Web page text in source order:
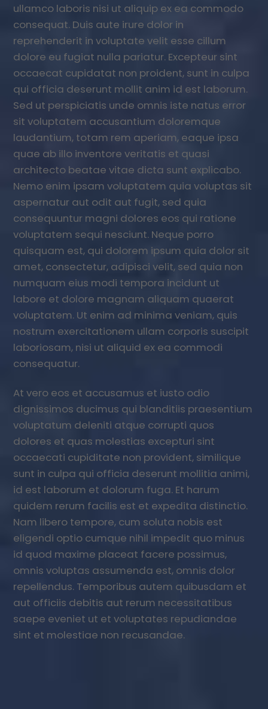
ullamco laboris nisi ut aliquip ex ea commodo
consequat. Duis aute irure dolor in
reprehenderit in voluptate velit esse cillum
dolore eu fugiat nulla pariatur. Excepteur sint
occaecat cupidatat non proident, sunt in culpa
qui officia deserunt mollit anim id est laborum.
Sed ut perspiciatis unde omnis iste natus error
sit voluptatem accusantium doloremque
laudantium, totam rem aperiam, eaque ipsa
quae ab illo inventore veritatis et quasi
architecto beatae vitae dicta sunt explicabo.
Nemo enim ipsam voluptatem quia voluptas sit
aspernatur aut odit aut fugit, sed quia
consequuntur magni dolores eos qui ratione
voluptatem sequi nesciunt. Neque porro
quisquam est, qui dolorem ipsum quia dolor sit
amet, consectetur, adipisci velit, sed quia non
numquam eius modi tempora incidunt ut
labore et dolore magnam aliquam quaerat
voluptatem. Ut enim ad minima veniam, quis
nostrum exercitationem ullam corporis suscipit
laboriosam, nisi ut aliquid ex ea commodi
consequatur.
At vero eos et accusamus et iusto odio
dignissimos ducimus qui blanditiis praesentium
voluptatum deleniti atque corrupti quos
dolores et quas molestias excepturi sint
occaecati cupiditate non provident, similique
sunt in culpa qui officia deserunt mollitia animi,
id est laborum et dolorum fuga. Et harum
quidem rerum facilis est et expedita distinctio.
Nam libero tempore, cum soluta nobis est
eligendi optio cumque nihil impedit quo minus
id quod maxime placeat facere possimus,
omnis voluptas assumenda est, omnis dolor
repellendus. Temporibus autem quibusdam et
aut officiis debitis aut rerum necessitatibus
saepe eveniet ut et voluptates repudiandae
sint et molestiae non recusandae.